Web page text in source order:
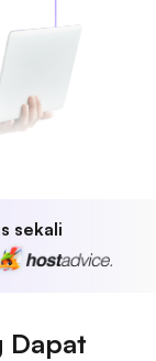
sekali
Dapat